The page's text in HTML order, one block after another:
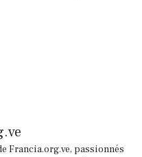
Francia.org.ve, passionnés